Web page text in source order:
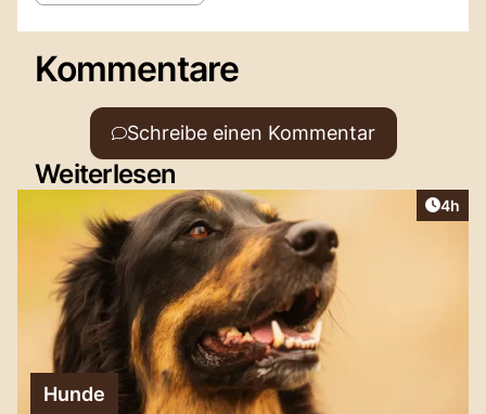
Kommentare
Schreibe einen Kommentar
Weiterlesen
4h
Hunde